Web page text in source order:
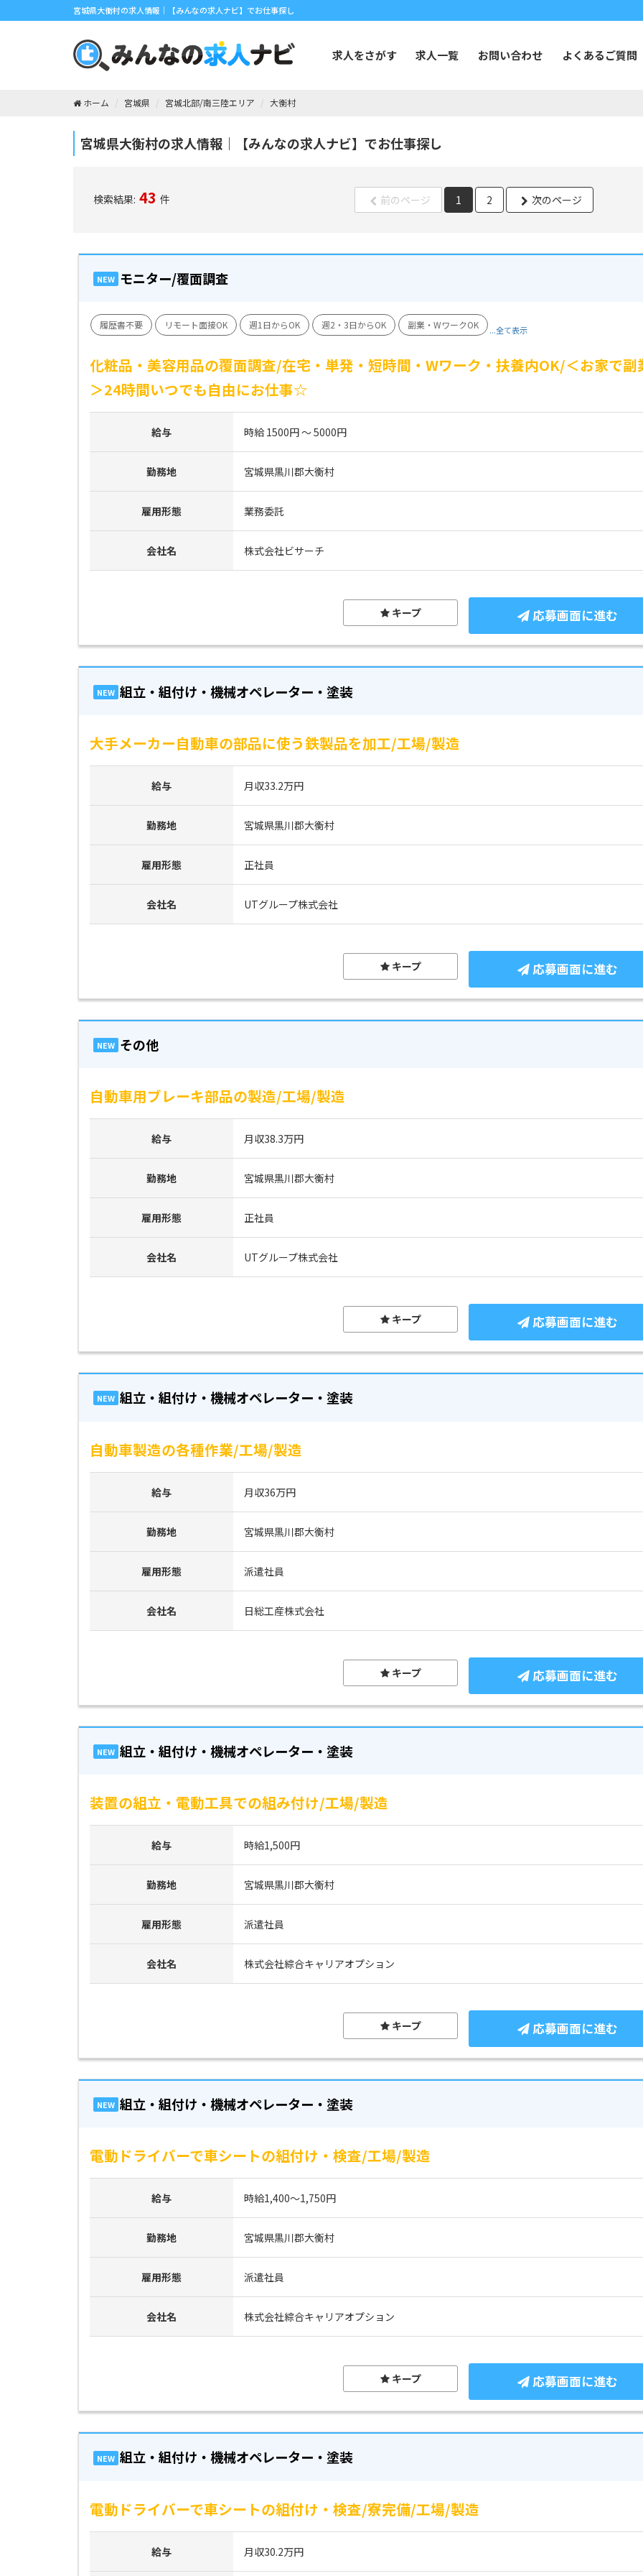
宮城県大衡村の求人情報｜【みんなの求人ナビ】でお仕事探し
求人をさがす 求人一覧 お問い合わせ よくあるご質問
ホーム 宮城県 宮城北部/南三陸エリア 大衡村
宮城県大衡村の求人情報｜【みんなの求人ナビ】でお仕事探し
検索結果: 43 件 前のページ 1 2 次のページ
NEW モニター/覆面調査
履歴書不要 リモート面接OK 週1日からOK 週2・3日からOK 副業・WワークOK ...全て表示
化粧品・美容用品の覆面調査/在宅・単発・短時間・Wワーク・扶養内OK/＜お家で
＞24時間いつでも自由にお仕事☆
給与 時給 1500円 ～ 5000円
勤務地 宮城県黒川郡大衡村
雇用形態 業務委託
会社名 株式会社ビサーチ
応募画面に進む
キープ
NEW 組立・組付け・機械オペレーター・塗装
大手メーカー自動車の部品に使う鉄製品を加工/工場/製造
給与 月収33.2万円
勤務地 宮城県黒川郡大衡村
雇用形態 正社員
会社名 UTグループ株式会社
応募画面に進む
キープ
NEW その他
自動車用ブレーキ部品の製造/工場/製造
給与 月収38.3万円
勤務地 宮城県黒川郡大衡村
雇用形態 正社員
会社名 UTグループ株式会社
応募画面に進む
キープ
NEW 組立・組付け・機械オペレーター・塗装
自動車製造の各種作業/工場/製造
給与 月収36万円
勤務地 宮城県黒川郡大衡村
雇用形態 派遣社員
会社名 日総工産株式会社
応募画面に進む
キープ
NEW 組立・組付け・機械オペレーター・塗装
装置の組立・電動工具での組み付け/工場/製造
給与 時給1,500円
勤務地 宮城県黒川郡大衡村
雇用形態 派遣社員
会社名 株式会社綜合キャリアオプション
応募画面に進む
キープ
NEW 組立・組付け・機械オペレーター・塗装
電動ドライバーで車シートの組付け・検査/工場/製造
給与 時給1,400～1,750円
勤務地 宮城県黒川郡大衡村
雇用形態 派遣社員
会社名 株式会社綜合キャリアオプション
応募画面に進む
キープ
NEW 組立・組付け・機械オペレーター・塗装
電動ドライバーで車シートの組付け・検査/寮完備/工場/製造
給与 月収30.2万円